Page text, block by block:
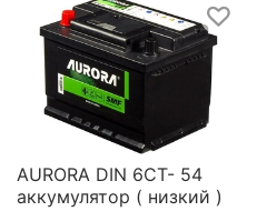
AURORA DIN 6CT- 54
аккумулятор ( низкий )